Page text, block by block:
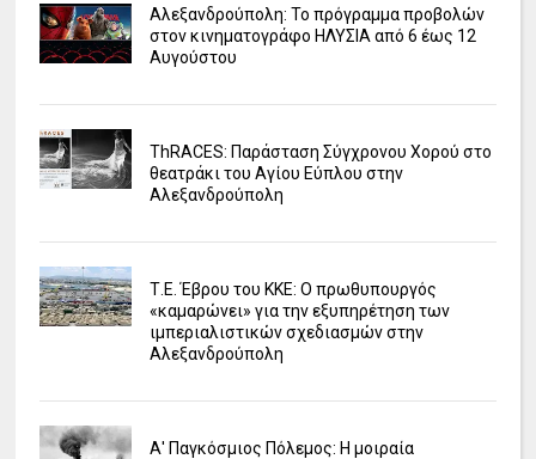
Αλεξανδρούπολη: Το πρόγραμμα προβολών
στον κινηματογράφο ΗΛΥΣΙΑ από 6 έως 12
Αυγούστου
ΤhRACES: Παράσταση Σύγχρονου Χορού στο
θεατράκι του Αγίου Εύπλου στην
Αλεξανδρούπολη
Τ.Ε. Έβρου του ΚΚΕ: Ο πρωθυπουργός
«καμαρώνει» για την εξυπηρέτηση των
ιμπεριαλιστικών σχεδιασμών στην
Αλεξανδρούπολη
Α' Παγκόσμιος Πόλεμος: Η μοιραία